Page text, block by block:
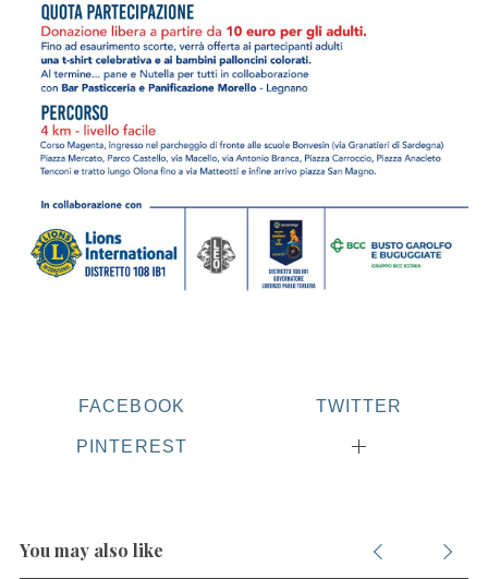
FACEBOOK TWITTER
PINTEREST
You may also like